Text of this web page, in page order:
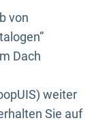
von
Dach
weiter
Sie auf